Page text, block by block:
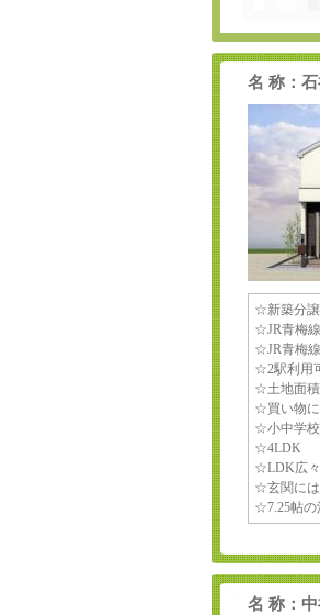
名 称：
☆新築分譲
☆JR青梅
☆JR青梅
☆2駅利用
☆土地面積
☆買い物に
☆小中学校
☆4LDK
☆LDK広々
☆玄関には
☆7.25帖の
名 称：